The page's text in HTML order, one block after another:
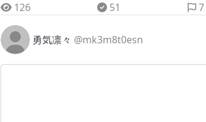
126 51 7
勇気凛々 @mk3m8t0esn